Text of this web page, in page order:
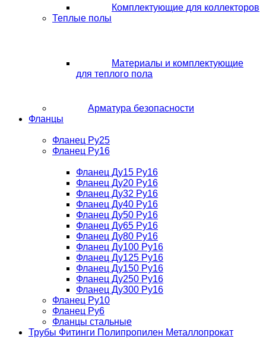
Комплектующие для коллекторов
Теплые полы
Материалы и комплектующие
для теплого пола
Арматура безопасности
Фланцы
Фланец Ру25
Фланец Ру16
Фланец Ду15 Ру16
Фланец Ду20 Ру16
Фланец Ду32 Ру16
Фланец Ду40 Ру16
Фланец Ду50 Ру16
Фланец Ду65 Ру16
Фланец Ду80 Ру16
Фланец Ду100 Ру16
Фланец Ду125 Ру16
Фланец Ду150 Ру16
Фланец Ду250 Ру16
Фланец Ду300 Ру16
Фланец Ру10
Фланец Ру6
Фланцы стальные
Трубы Фитинги Полипропилен Металлопрокат